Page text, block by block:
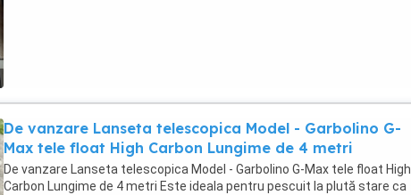
De vanzare Lanseta telescopica Model - Garbolino G-
Max tele float High Carbon Lungime de 4 metri
De vanzare Lanseta telescopica Model - Garbolino G-Max tele float High
Carbon Lungime de 4 metri Este ideala pentru pescuit la plută stare ca